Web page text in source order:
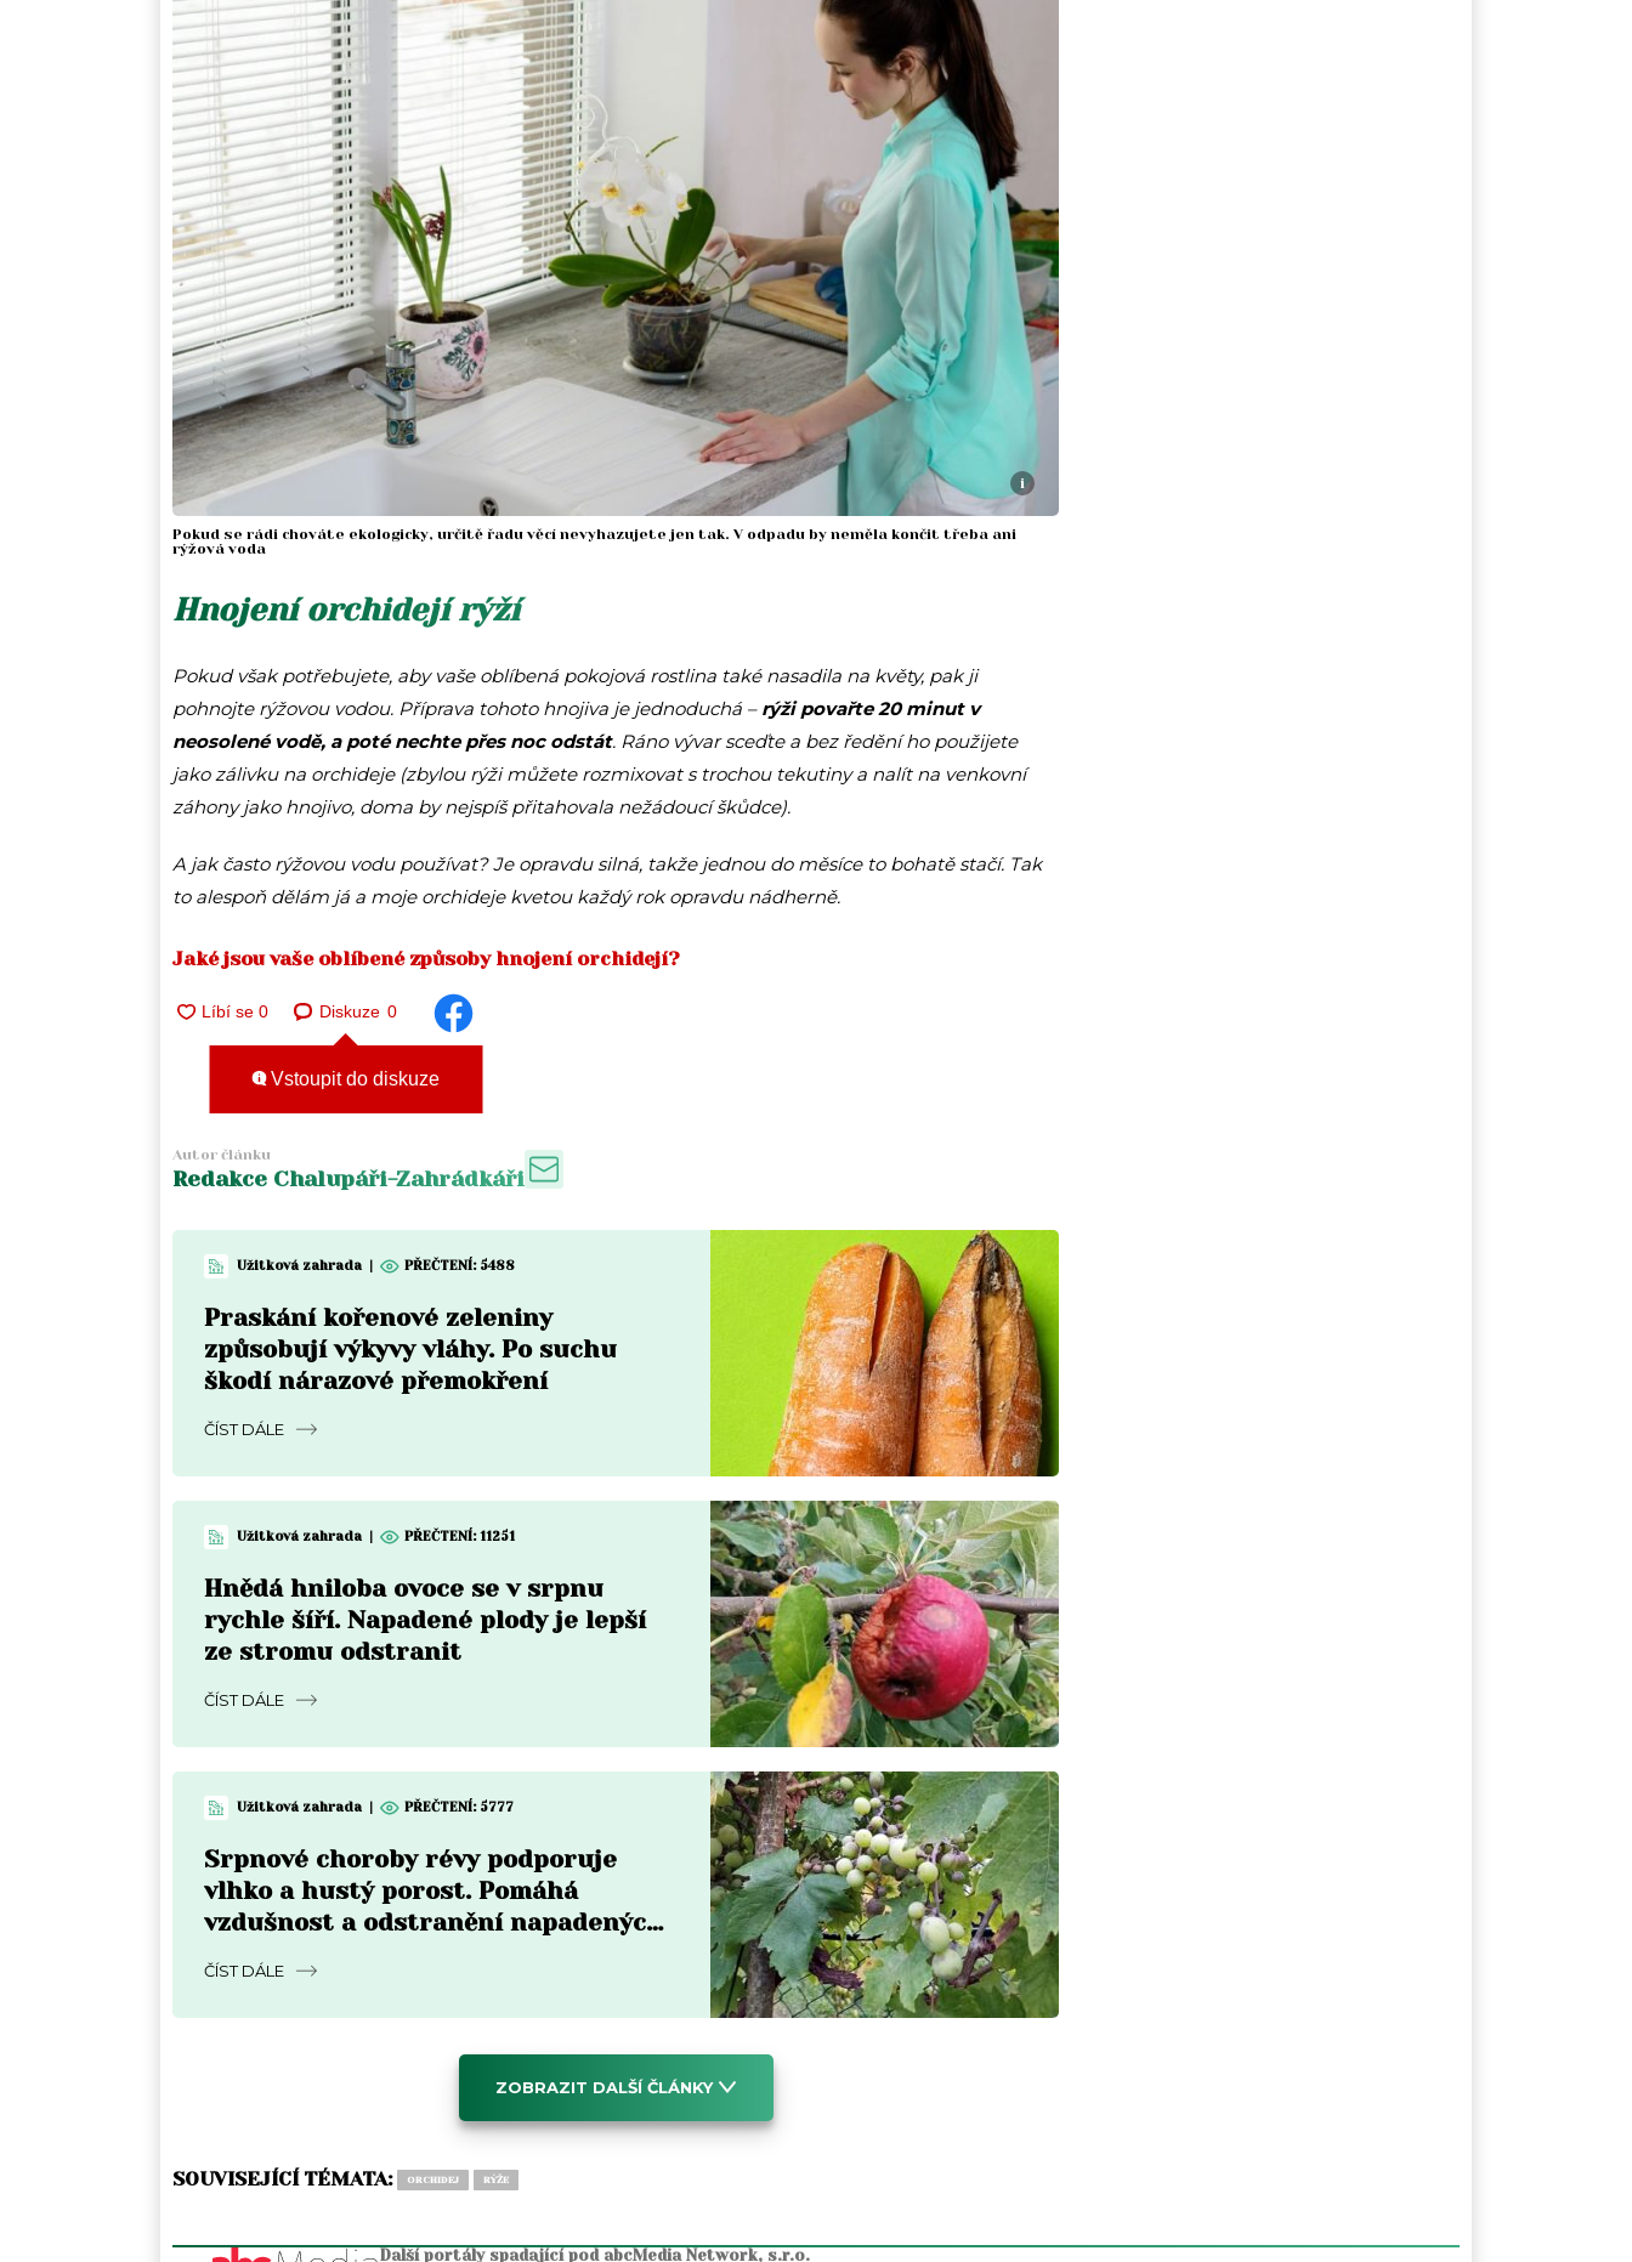
i
Pokud se rádi chováte ekologicky, určitě řadu věcí nevyhazujete jen tak. V odpadu by neměla končit třeba ani
rýžová voda
Hnojení orchidejí rýží
Pokud však potřebujete, aby vaše oblíbená pokojová rostlina také nasadila na květy, pak ji
pohnojte rýžovou vodou. Příprava tohoto hnojiva je jednoduchá –rýži povařte 20 minut v
neosolené vodě, a poté nechte přes noc odstát. Ráno vývar sceďte a bez ředění ho použijete
jako zálivku na orchideje (zbylou rýži můžete rozmixovat s trochou tekutiny a nalít na venkovní
záhony jako hnojivo, doma by nejspíš přitahovala nežádoucí škůdce).
A jak často rýžovou vodu používat? Je opravdu silná, takže jednou do měsíce to bohatě stačí. Tak
to alespoň dělám já a moje orchideje kvetou každý rok opravdu nádherně.
Jaké jsou vaše oblíbené způsoby hnojení orchidejí?
Diskuze 0
Vstoupit do diskuze
Autor článku
Redakce Chalupáři-Zahrádkáři
Užitková zahrada PŘEČTENÍ: 5488
Praskání kořenové zeleniny
způsobují výkyvy vláhy. Po suchu
škodí nárazové přemokření
ČÍST DÁLE
Užitková zahrada PŘEČTENÍ:11251
Hnědá hniloba ovoce se v srpnu
rychle šíří. Napadené plody je lepší
ze stromu odstranit
ČÍST DÁLE
Užitková zahrada PŘEČTENÍ: 5777
Srpnové choroby révy podporuje
vlhko a hustý porost. Pomáhá
vzdušnost a odstranění napadených
ČÍST DÁLE
ZOBRAZIT DALŠÍ ČLÁNKY
SOUVISEJÍCÍ TÉMATA: ORCHIDEJ RÝŽE
Další portály spadající pod abcMedia Network, s.r.o.